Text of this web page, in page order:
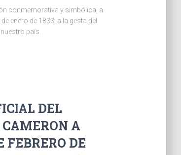
conmemorativa y simbólica, a
enero de 1833, a la gesta del
país.
DEL
A
FEBRERO DE